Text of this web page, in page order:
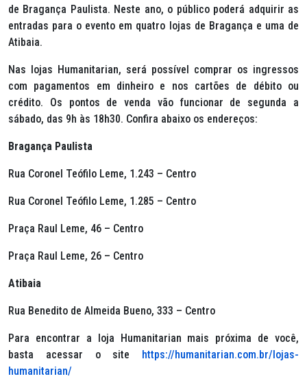
de Bragança Paulista. Neste ano, o público poderá adquirir as
entradas para o evento em quatro lojas de Bragança e uma de
Atibaia.
Nas lojas Humanitarian, será possível comprar os ingressos
com pagamentos em dinheiro e nos cartões de débito ou
crédito. Os pontos de venda vão funcionar de segunda a
sábado, das 9h às 18h30. Confira abaixo os endereços:
Bragança Paulista
Rua Coronel Teófilo Leme, 1.243 – Centro
Rua Coronel Teófilo Leme, 1.285 – Centro
Praça Raul Leme, 46 – Centro
Praça Raul Leme, 26 – Centro
Atibaia
Rua Benedito de Almeida Bueno, 333 – Centro
Para encontrar a loja Humanitarian mais próxima de você,
basta acessar o site https://humanitarian.com.br/lojas-
humanitarian/